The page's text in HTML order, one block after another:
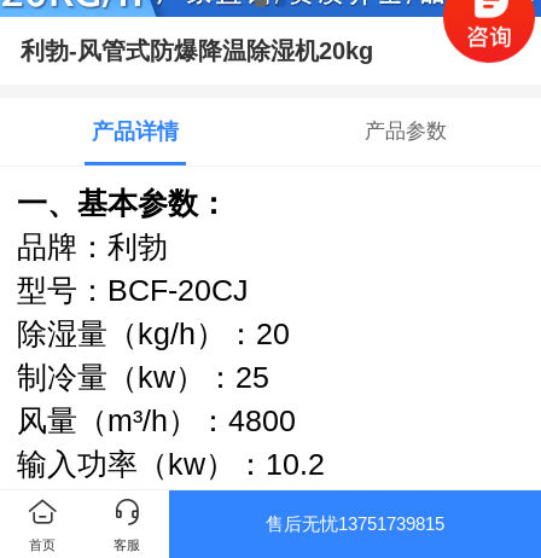
利勃-风管式防爆降温除湿机20kg
产品详情 产品参数
一、基本参数：
品牌：利勃
型号：BCF-20CJ
除湿量（kg/h）：20
制冷量（kw）：25
风量（m³/h）：4800
输入功率（kw）：10.2
压缩机：全封闭漩涡式
制冷剂：R22/R407C
首页 客服
售后无忧13751739815